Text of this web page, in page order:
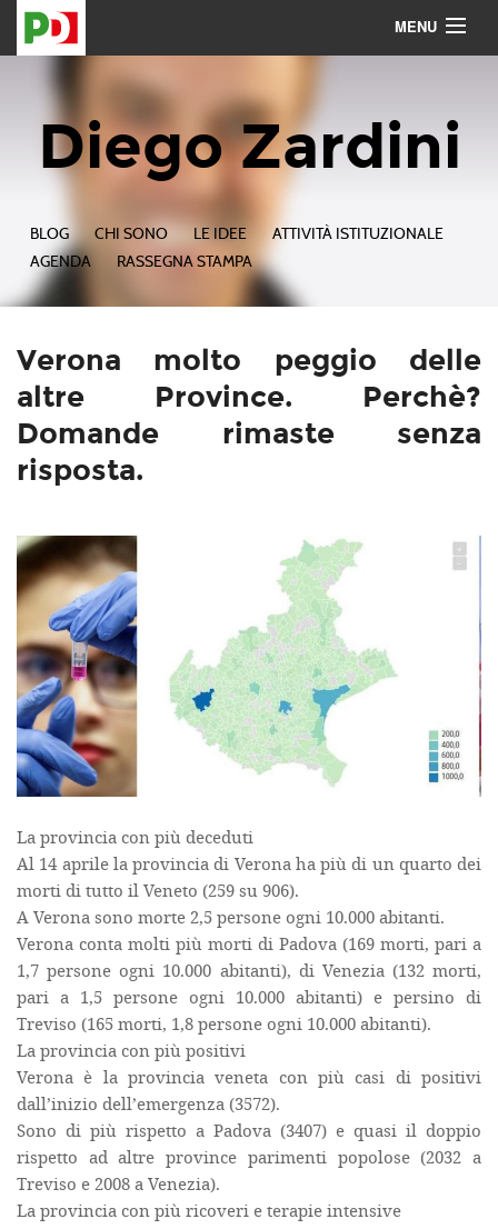
MENU
Diego Zardini
BLOG CHI SONO LE IDEE
ATTIVITÀ ISTITUZIONALE
AGENDA
RASSEGNA STAMPA
Verona molto peggio delle
altre Province. Perchè?
Domande rimaste senza
risposta.
La provincia con più deceduti
Al 14 aprile la provincia di Verona ha più di un quarto dei
morti di tutto il Veneto (259 su 906).
A Verona sono morte 2,5 persone ogni 10.000 abitanti.
Verona conta molti più morti di Padova (169 morti, pari a
1,7 persone ogni 10.000 abitanti), di Venezia (132 morti,
pari a 1,5 persone ogni 10.000 abitanti) e persino di
Treviso (165 morti, 1,8 persone ogni 10.000 abitanti).
La provincia con più positivi
Verona è la provincia veneta con più casi di positivi
dall’inizio dell’emergenza (3572).
Sono di più rispetto a Padova (3407) e quasi il doppio
rispetto ad altre province parimenti popolose (2032 a
Treviso e 2008 a Venezia).
La provincia con più ricoveri e terapie intensive